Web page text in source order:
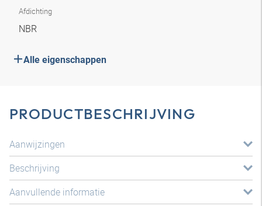
Afdichting
NBR
Alle eigenschappen
PRODUCTBESCHRIJVING
Aanwijzingen
Beschrijving
Aanvullende informatie